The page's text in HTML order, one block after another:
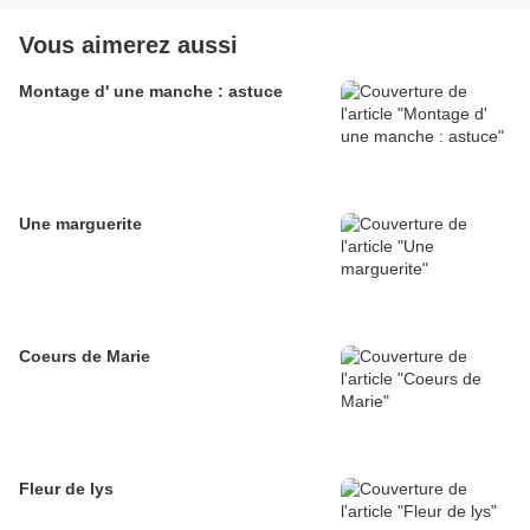
Vous aimerez aussi
Montage d' une manche : astuce
Une marguerite
Coeurs de Marie
Fleur de lys